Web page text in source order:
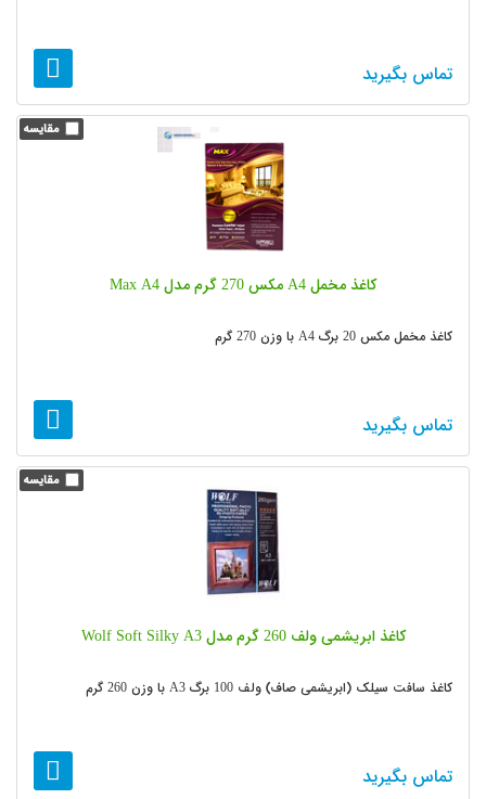
تماس بگیرید
کاغذ مخمل A4 مکس 270 گرم مدل Max A4
کاغذ مخمل مکس 20 برگ A4 با وزن 270 گرم
تماس بگیرید
کاغذ ابریشمی ولف 260 گرم مدل Wolf Soft Silky A3
کاغذ سافت سیلک (ابریشمی صاف) ولف 100 برگ A3 با وزن 260 گرم
تماس بگیرید